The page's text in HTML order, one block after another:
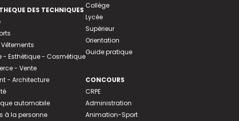
DES TECHNIQUES
- Esthétique - Cosmétique
- Vente
- Architecture
automobile
à la personne
Collège
Lycée
Supérieur
Orientation
Guide pratique
CONCOURS
CRPE
Administration
Animation-Sport